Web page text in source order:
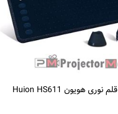
قلم نوری هویون Huion HS611